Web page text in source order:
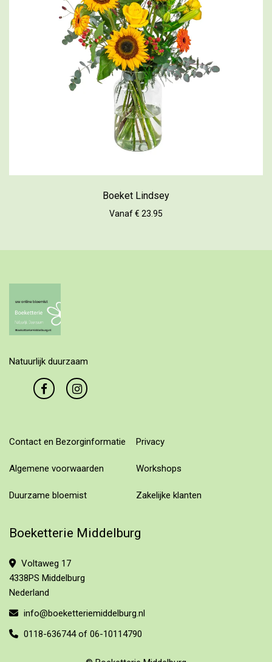
Boeket Lindsey
Vanaf € 23.95
Natuurlijk duurzaam
Contact en Bezorginformatie Privacy
Algemene voorwaarden Workshops
Duurzame bloemist Zakelijke klanten
Boeketterie Middelburg
Voltaweg 17
4338PS Middelburg
Nederland
info@boeketteriemiddelburg.nl
0118-636744 of 06-10114790